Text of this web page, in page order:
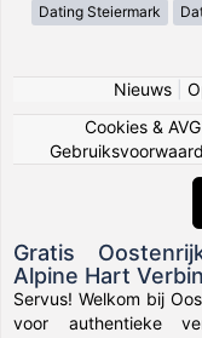
Dating Steiermark
Nieuws|
Cookies & AVG
Gratis
Alpine Hart
Servus! Welkom bij
voor authentieke